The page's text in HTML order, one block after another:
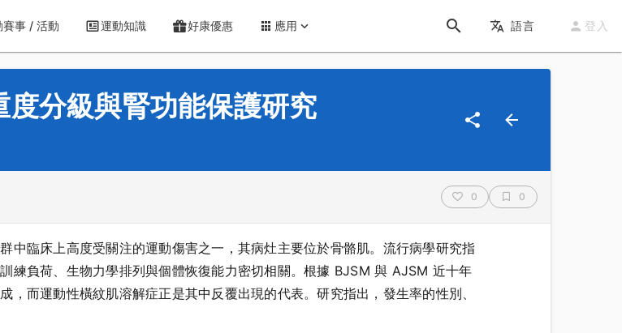
賽事 / 活動 運動知識 好康優惠 應用 語言 登入
分級與腎功能保護研究
0 0
中臨床上高度受關注的運動傷害之一，其病灶主要位於骨骼肌。流行病學研究指
練負荷、生物力學排列與個體恢復能力密切相關。根據 BJSM 與 AJSM 近十年
而運動性橫紋肌溶解症正是其中反覆出現的代表。研究指出，發生率的性別、